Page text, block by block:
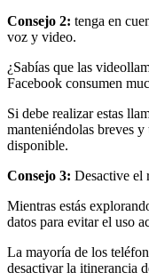
Consejo 2: tenga en
voz y video.
¿Sabías que las
Facebook consumen
Si debe realizar estas
manteniéndolas breves
disponible.
Consejo 3: Desactive el
Mientras estás
datos para evitar el uso
La mayoría de los
desactivar la itinerancia